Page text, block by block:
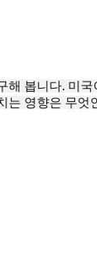
봅니다. 미
영향은 무